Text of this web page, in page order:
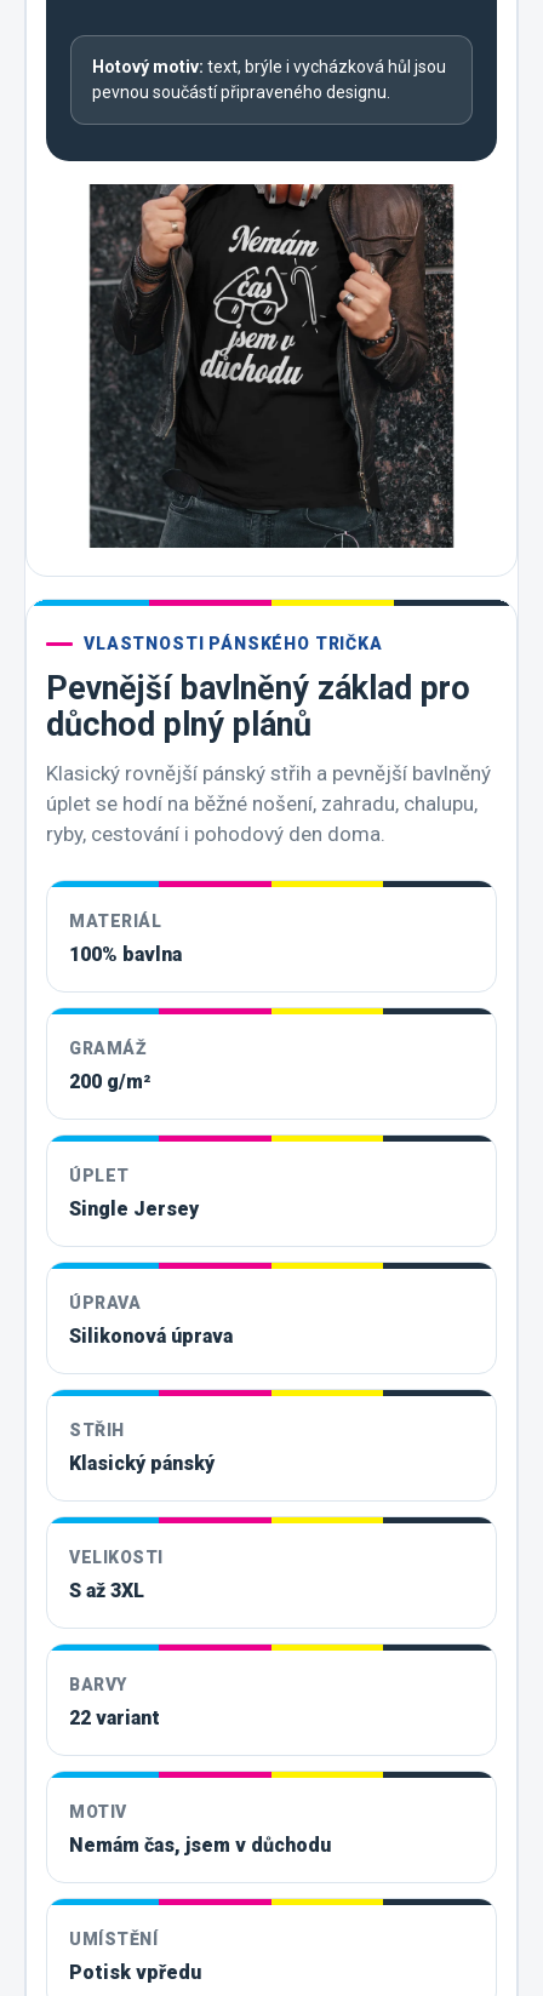
Hotový motiv: text, brýle i vycházková hůl jsou
pevnou součástí připraveného designu.
VLASTNOSTI PÁNSKÉHO TRIČKA
Pevnější bavlněný základ pro
důchod plný plánů
Klasický rovnější pánský střih a pevnější bavlněný
úplet se hodí na běžné nošení, zahradu, chalupu,
ryby, cestování i pohodový den doma.
MATERIÁL
100% bavlna
GRAMÁŽ
200 g/m²
ÚPLET
Single Jersey
ÚPRAVA
Silikonová úprava
STŘIH
Klasický pánský
VELIKOSTI
S až 3XL
BARVY
22 variant
MOTIV
Nemám čas, jsem v důchodu
UMÍSTĚNÍ
Potisk vpředu